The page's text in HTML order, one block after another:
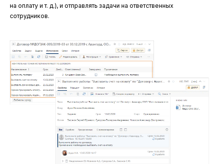
на оплату и т. д.), и отправлять задачи на ответственных
сотрудников.